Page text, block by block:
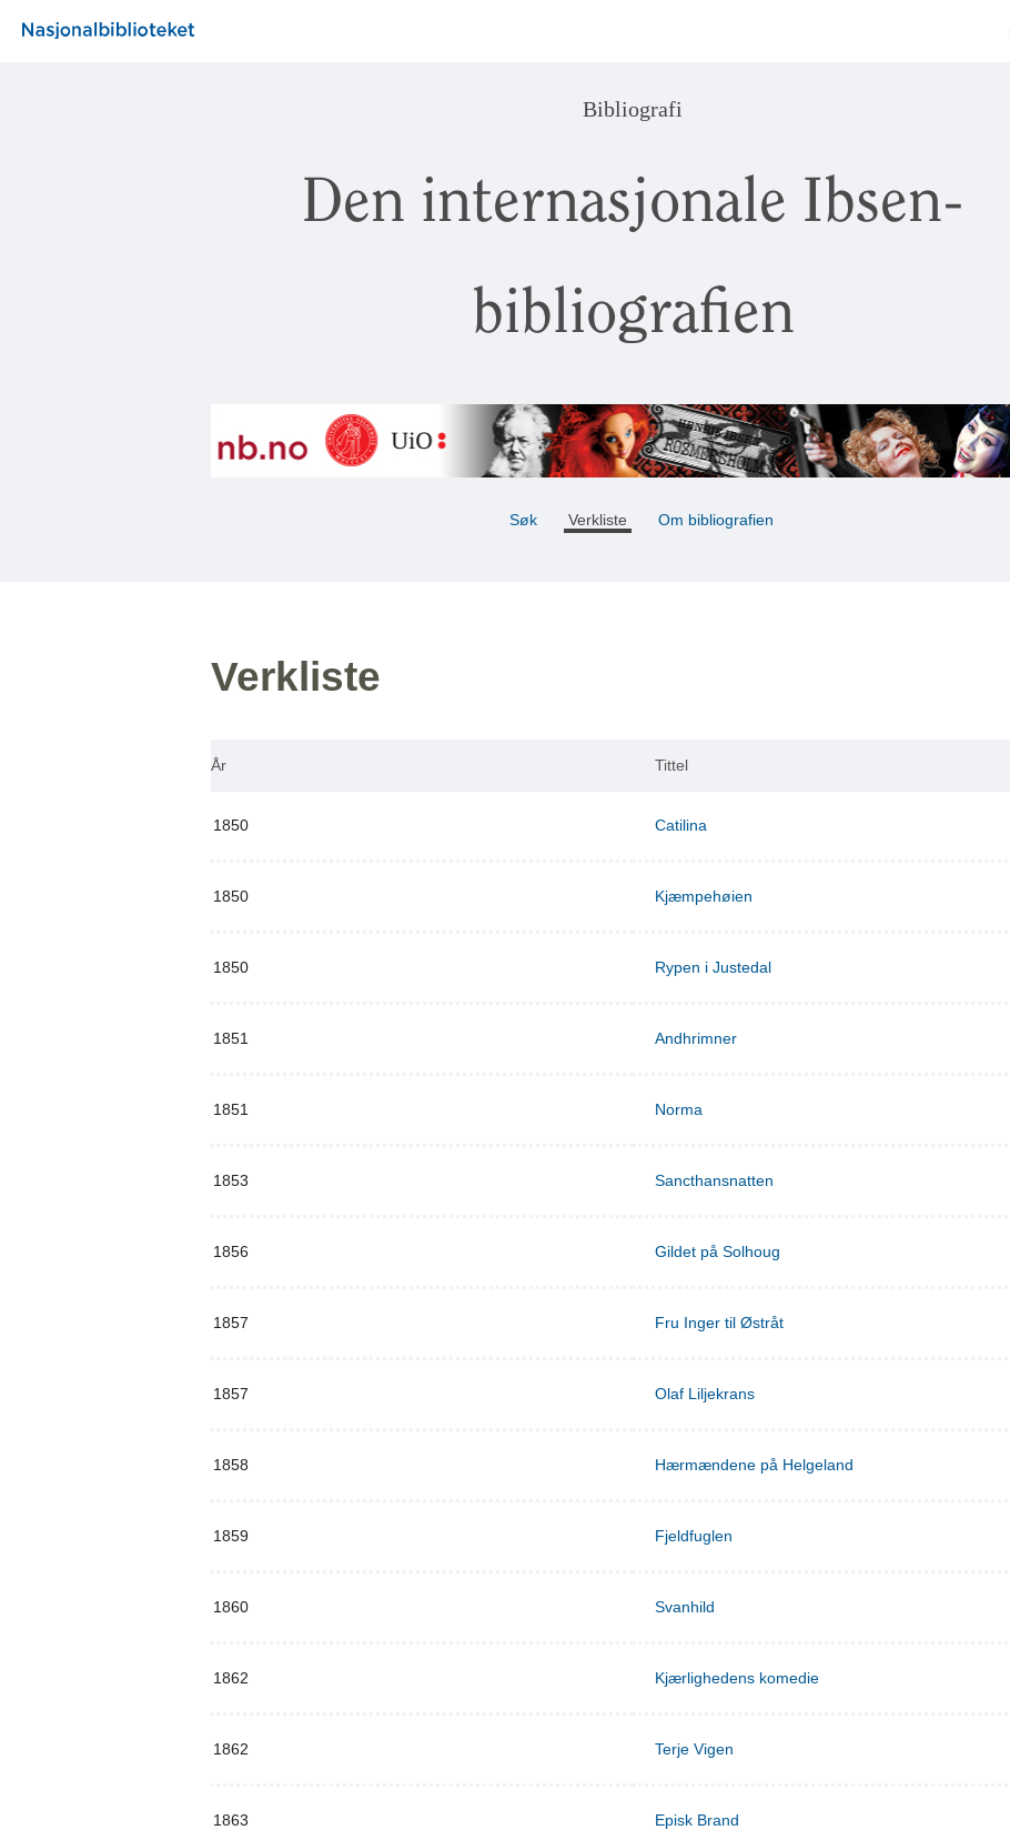
Bibliografi
Den internasjonale Ibsen-
bibliografien
Søk Verkliste Om bibliografien
Verkliste
År Tittel
1850 Catilina
1850 Kjæmpehøien
1850 Rypen i Justedal
1851 Andhrimner
1851 Norma
1853 Sancthansnatten
1856 Gildet på Solhoug
1857 Fru Inger til Østråt
1857 Olaf Liljekrans
1858 Hærmændene på Helgeland
1859 Fjeldfuglen
1860 Svanhild
1862 Kjærlighedens komedie
1862 Terje Vigen
1863 Episk Brand